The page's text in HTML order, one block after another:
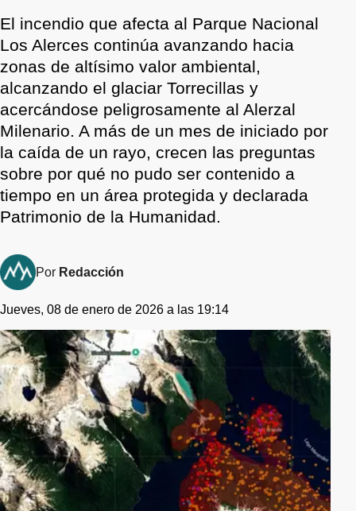
El incendio que afecta al Parque Nacional
Los Alerces continúa avanzando hacia
zonas de altísimo valor ambiental,
alcanzando el glaciar Torrecillas y
acercándose peligrosamente al Alerzal
Milenario. A más de un mes de iniciado por
la caída de un rayo, crecen las preguntas
sobre por qué no pudo ser contenido a
tiempo en un área protegida y declarada
Patrimonio de la Humanidad.
Por Redacción
Jueves, 08 de enero de 2026 a las 19:14